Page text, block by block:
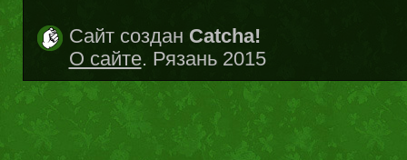
Сайт создан Catcha!
О сайте. Рязань 2015